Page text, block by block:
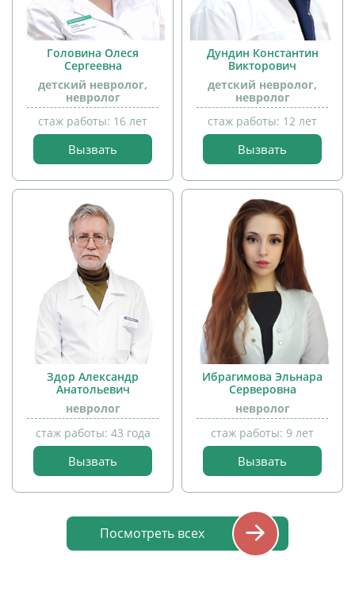
прием
детей
Головина Олеся
Сергеевна
детский невролог,
невролог
стаж работы: 16 лет
Вызвать
прием
Дундин Константин
Викторович
детский невролог,
невролог
стаж работы: 12 лет
Вызвать
прием
Здор Александр
Анатольевич
невролог
стаж работы: 43 года
Вызвать
прием
Ибрагимова Эльнара
Серверовна
невролог
стаж работы: 9 лет
Вызвать
Посмотреть всех